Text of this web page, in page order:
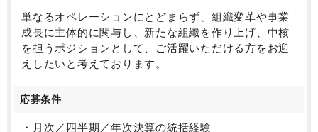
単なるオペレーションにとどまらず、組織変革や事業
成長に主体的に関与し、新たな組織を作り上げ、中核
を担うポジションとして、ご活躍いただける方をお迎
えしたいと考えております。
応募条件
・月次／四半期／年次決算の統括経験